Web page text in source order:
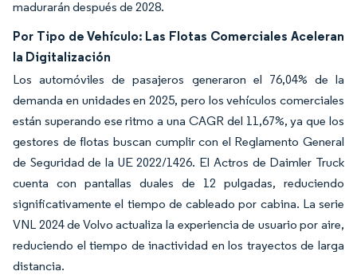
madurarán después de 2028.
Por Tipo de Vehículo: Las Flotas Comerciales Aceleran
la Digitalización
Los automóviles de pasajeros generaron el 76,04% de la
demanda en unidades en 2025, pero los vehículos comerciales
están superando ese ritmo a una CAGR del 11,67%, ya que los
gestores de flotas buscan cumplir con el Reglamento General
de Seguridad de la UE 2022/1426. El Actros de Daimler Truck
cuenta con pantallas duales de 12 pulgadas, reduciendo
significativamente el tiempo de cableado por cabina. La serie
VNL 2024 de Volvo actualiza la experiencia de usuario por aire,
reduciendo el tiempo de inactividad en los trayectos de larga
distancia.